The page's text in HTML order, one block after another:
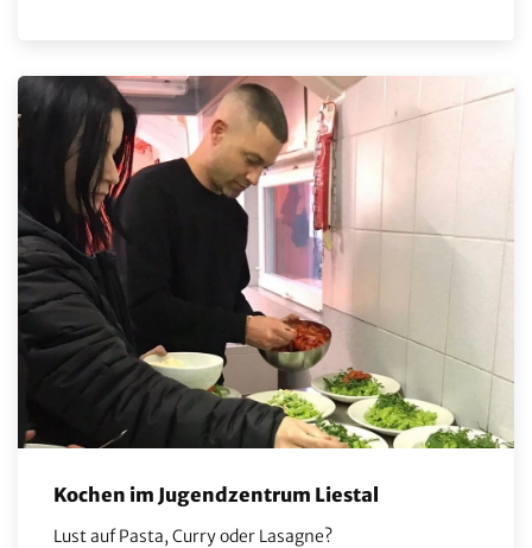
Kochen im Jugendzentrum Liestal
Lust auf Pasta, Curry oder Lasagne?